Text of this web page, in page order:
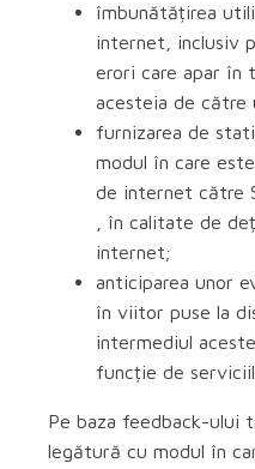
îmbunătățirea
internet, inclusiv
erori care apar
acesteia de către
furnizarea de
modul în care
de internet către
, în calitate de
internet;
anticiparea unor
în viitor puse la
intermediul
funcție de
Pe baza feedback-ului
legătură cu modul în